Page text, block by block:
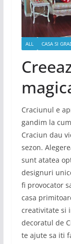
ALL CASA SI
Craciunul e
gandim la
Craciun dau
sezon.
sunt atatea
designuri
fi provocator
casa
creativitate si
decoratul de
te ajute sa iti